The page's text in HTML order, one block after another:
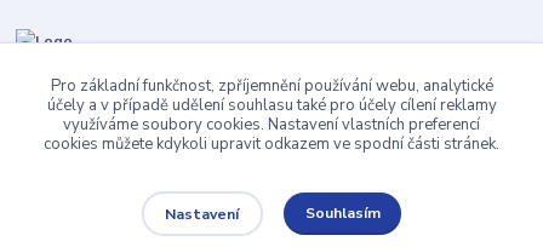
info@darky365.cz
Pro základní funkčnost, zpříjemnění používání webu, analytické
účely a v případě udělení souhlasu také pro účely cílení reklamy
využíváme soubory cookies. Nastavení vlastních preferencí
cookies můžete kdykoli upravit odkazem ve spodní části stránek.
Nastavení Souhlasím